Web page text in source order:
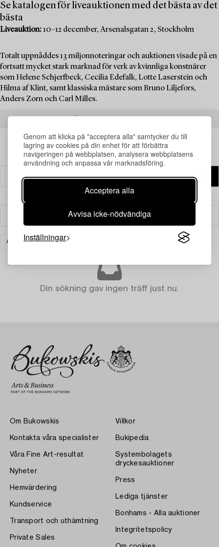
Genom att klicka på "acceptera alla" samtycker du till
lagring av cookies på din enhet för att förbättra
navigeringen på webbplatsen, analysera webbplatsens
användning och anpassa vår marknadsföring.
Acceptera alla
Avvisa icke-nödvändiga
Inställningar
Se katalogen för liveauktionen med det bästa av det
bästa
Liveauktion:10–12 december, Arsenalsgatan 2, Stockholm
Totalt uppnåddes 13 miljonnoteringar och auktionen visade på en
fortsatt mycket stark marknad för verk av kvinnliga konstnärer
som Helene Schjerfbeck, Cecilia Edefalk, Lotte Laserstein och
Hilma af Klint, samt klassiska mästare som Bruno Liljefors,
Anders Zorn och Carl Milles.
Filter
ASIATISK KERAMIK & KONSTHANTVERK
Din sökning gav ingen träff just nu.
Om Bukowskis
Kontakta våra specialister
Våra Fine Art-resultat
Nyheter
Hemvärdering
Kundservice
Transport och uthämtning
Private Sales
Villkor
Bukipedia
Systembolagets
dryckesauktioner
Press
Lediga tjänster
Bonhams - Alla auktioner
Integritetspolicy